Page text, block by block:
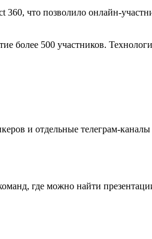
что позволило онлайн-
500 участников.
и отдельные телеграм-
где можно найти